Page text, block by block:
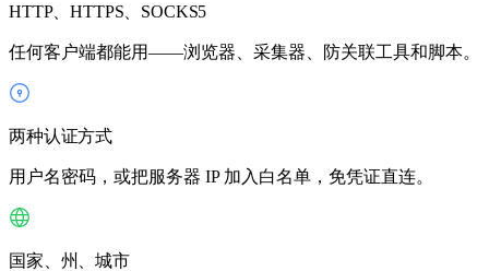
HTTP、HTTPS、SOCKS5
任何客户端都能用——浏览器、采集器、防关联工具和脚本。
两种认证方式
用户名密码，或把服务器 IP 加入白名单，免凭证直连。
国家、州、城市